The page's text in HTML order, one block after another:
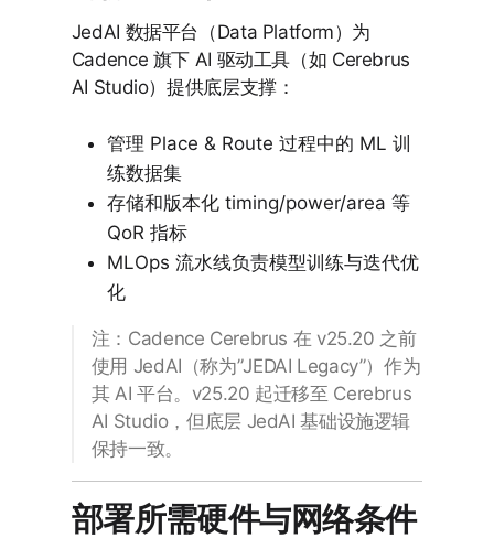
JedAI 数据平台（Data Platform）为
Cadence 旗下 AI 驱动工具（如 Cerebrus
AI Studio）提供底层支撑：
管理 Place & Route 过程中的 ML 训
练数据集
存储和版本化 timing/power/area 等
QoR 指标
MLOps 流水线负责模型训练与迭代优
化
注：Cadence Cerebrus 在 v25.20 之前
使用 JedAI（称为”JEDAI Legacy”）作为
其 AI 平台。v25.20 起迁移至 Cerebrus
AI Studio，但底层 JedAI 基础设施逻辑
保持一致。
部署所需硬件与网络条件